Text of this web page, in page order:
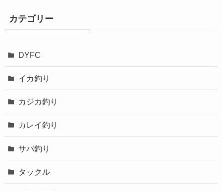
カテゴリー
DYFC
イカ釣り
カジカ釣り
カレイ釣り
サバ釣り
タックル